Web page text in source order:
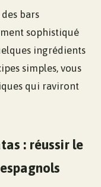
bars
sophistiqué
ingrédients
simples, vous
qui raviront
: réussir le